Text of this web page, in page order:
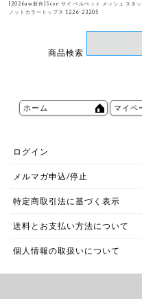
[2026aw新作]Scye サイ ベルベット メッシュ スタッ
ノットカラートップス 1226-23205
商品検索
ホーム マイペ
ログイン
メルマガ申込/停止
特定商取引法に基づく表示
送料とお支払い方法について
個人情報の取扱いについて